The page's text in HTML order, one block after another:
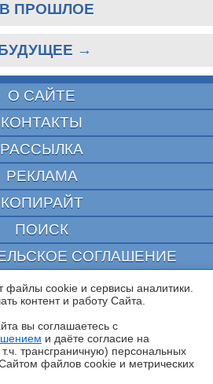
ПРОШЛОЕ
→
О САЙТЕ
КОНТАКТЫ
РАССЫЛКА
РЕКЛАМА
КОПИРАЙТ
ПОИСК
СОГЛАШЕНИЕ
ЗАЩИЩЕНО CURATOR
издание "3ДНьюс" | Свидетельство о
за соблюдением законодательства в сфере
и охране культурного наследия
на сайт с указанием автора обязательна. Полное
является нарушением
и возможно только с согласия
файлы cookie и сервисы аналитики.
контент и работу Cайта.
вы соглашаетесь с
и даёте согласие на
трансграничную) персональных
файлов cookie и метрических